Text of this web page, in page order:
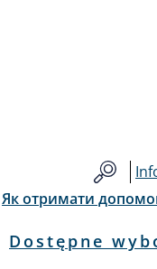
Як отримати
Dostępne